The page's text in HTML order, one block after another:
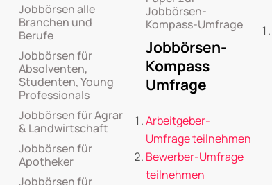
Jobbörsen alle
Branchen und
Berufe
Jobbörsen für
Absolventen,
Studenten, Young
Professionals
Jobbörsen für Agrar
& Landwirtschaft
Jobbörsen für
Apotheker
Jobbörsen für
Jobbörsen-
Kompass-Umfrage
Jobbörsen-
Kompass
Umfrage
Arbeitgeber-
Umfrage teilnehmen
Bewerber-Umfrage
teilnehmen